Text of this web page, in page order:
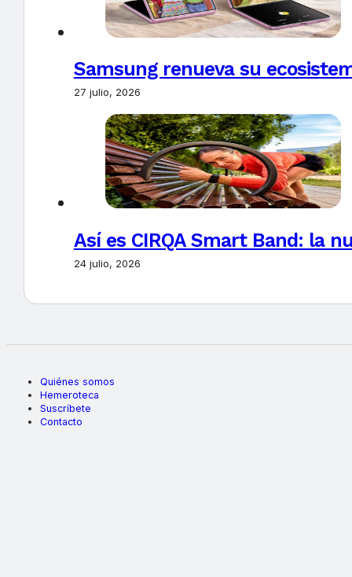
Samsung renueva su
27 julio, 2026
Así es CIRQA Smart Band: la
24 julio, 2026
Quiénes somos
Hemeroteca
Suscríbete
Contacto